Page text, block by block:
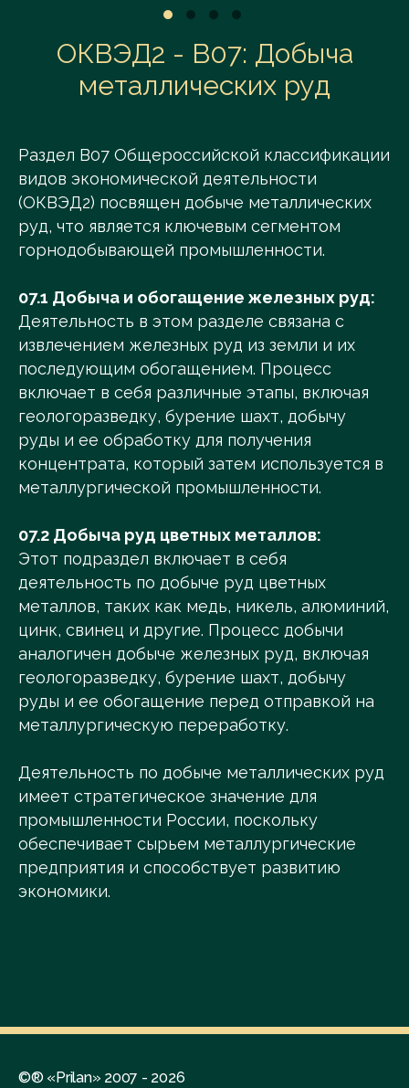
ОКВЭД2 - В07: Добыча
металлических руд
Раздел В07 Общероссийской классификации
видов экономической деятельности
(ОКВЭД2) посвящен добыче металлических
руд, что является ключевым сегментом
горнодобывающей промышленности.
07.1 Добыча и обогащение железных руд:
Деятельность в этом разделе связана с
извлечением железных руд из земли и их
последующим обогащением. Процесс
включает в себя различные этапы, включая
геологоразведку, бурение шахт, добычу
руды и ее обработку для получения
концентрата, который затем используется в
металлургической промышленности.
07.2 Добыча руд цветных металлов:
Этот подраздел включает в себя
деятельность по добыче руд цветных
металлов, таких как медь, никель, алюминий,
цинк, свинец и другие. Процесс добычи
аналогичен добыче железных руд, включая
геологоразведку, бурение шахт, добычу
руды и ее обогащение перед отправкой на
металлургическую переработку.
Деятельность по добыче металлических руд
имеет стратегическое значение для
промышленности России, поскольку
обеспечивает сырьем металлургические
предприятия и способствует развитию
экономики.
©® «Prilan» 2007 - 2026